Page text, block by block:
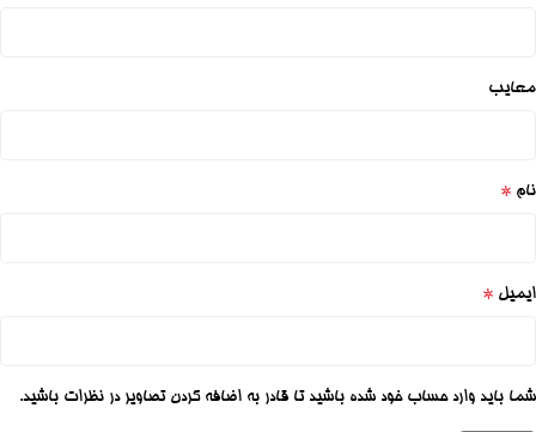
معایب
نام *
ایمیل *
شما باید وارد حساب خود شده باشید تا قادر به اضافه کردن تصاویر در نظرات باشید.